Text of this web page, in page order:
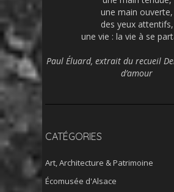
une main ouverte,
des yeux attentifs,
une vie : la vie à se
Paul Éluard, extrait du recueil
d’amour
CATÉGORIES
Art, Architecture & Patrimoine
Écomusée d'Alsace